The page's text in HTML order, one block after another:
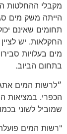
מקבלי ההחלטות
הייתה משק מים
תחומים שאינם
החקלאות. יש
מים בעלויות
בתחום הביוב.
״לרשות המים
הכפרי. במציאות
שמוביל לשוני
"רשות המים